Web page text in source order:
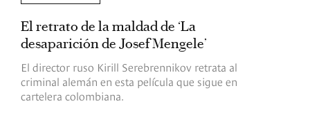
El retrato de la maldad de ‘La
desaparición de Josef Mengele’
El director ruso Kirill Serebrennikov retrata al
criminal alemán en esta película que sigue en
cartelera colombiana.